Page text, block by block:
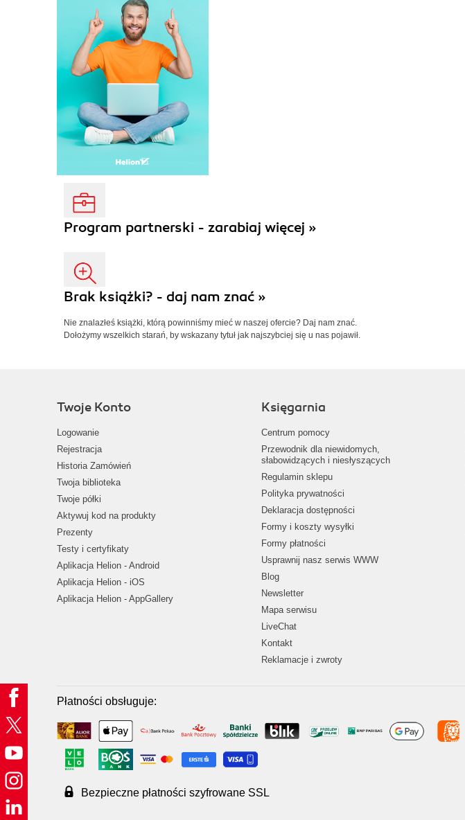
Program partnerski - zarabiaj więcej »
Brak książki? - daj nam znać »
Nie znalazłeś książki, którą powinniśmy mieć w naszej ofercie? Daj nam znać.
Dołożymy wszelkich starań, by wskazany tytuł jak najszybciej się u nas pojawił.
Twoje Konto
Logowanie
Rejestracja
Historia Zamówień
Twoja biblioteka
Twoje półki
Aktywuj kod na produkty
Prezenty
Testy i certyfikaty
Aplikacja Helion - Android
Aplikacja Helion - iOS
Aplikacja Helion - AppGallery
Księgarnia
Centrum pomocy
Przewodnik dla niewidomych,
słabowidzących i niesłyszących
Regulamin sklepu
Polityka prywatności
Deklaracja dostępności
Formy i koszty wysyłki
Formy płatności
Usprawnij nasz serwis WWW
Blog
Newsletter
Mapa serwisu
LiveChat
Kontakt
Reklamacje i zwroty
Płatności obsługuje:
Bezpieczne płatności szyfrowane SSL